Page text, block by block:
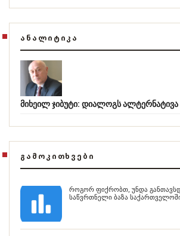
ᲐᲜᲐᲚᲘᲢᲘᲙᲐ
მიხეილ ჯიბუტი: დიალოგს ალტერნატივა
ᲒᲐᲛᲝᲙᲘᲗᲮᲕᲔᲑᲘ
როგორ ფიქრობთ, უნდა
საწვრთნელი ბაზა